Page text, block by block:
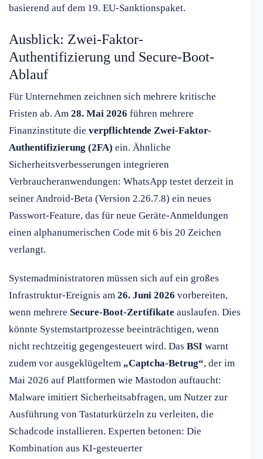
basierend auf dem 19. EU-Sanktionspaket.
Ausblick: Zwei-Faktor-
Authentifizierung und Secure-Boot-
Ablauf
Für Unternehmen zeichnen sich mehrere kritische
Fristen ab. Am 28. Mai 2026 führen mehrere
Finanzinstitute die verpflichtende Zwei-Faktor-
Authentifizierung (2FA) ein. Ähnliche
Sicherheitsverbesserungen integrieren
Verbraucheranwendungen: WhatsApp testet derzeit in
seiner Android-Beta (Version 2.26.7.8) ein neues
Passwort-Feature, das für neue Geräte-Anmeldungen
einen alphanumerischen Code mit 6 bis 20 Zeichen
verlangt.
Systemadministratoren müssen sich auf ein großes
Infrastruktur-Ereignis am 26. Juni 2026 vorbereiten,
wenn mehrere Secure-Boot-Zertifikate auslaufen. Dies
könnte Systemstartprozesse beeinträchtigen, wenn
nicht rechtzeitig gegengesteuert wird. Das BSI warnt
zudem vor ausgeklügeltem „Captcha-Betrug“, der im
Mai 2026 auf Plattformen wie Mastodon auftaucht:
Malware imitiert Sicherheitsabfragen, um Nutzer zur
Ausführung von Tastaturkürzeln zu verleiten, die
Schadcode installieren. Experten betonen: Die
Kombination aus KI-gesteuerter